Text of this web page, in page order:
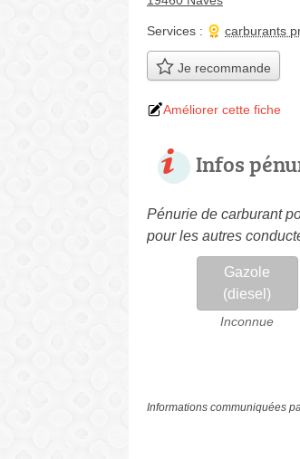
Services : carburants
Je recommande
Améliorer cette fiche
Infos
Pénurie de carburant
pour les autres
Gazole
(diesel)
Inconnue
Informations communiquées